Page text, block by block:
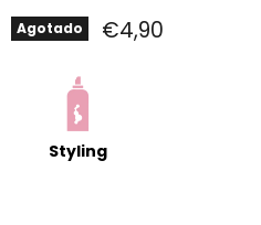
Agotado Precio actual
€4,90
Styling